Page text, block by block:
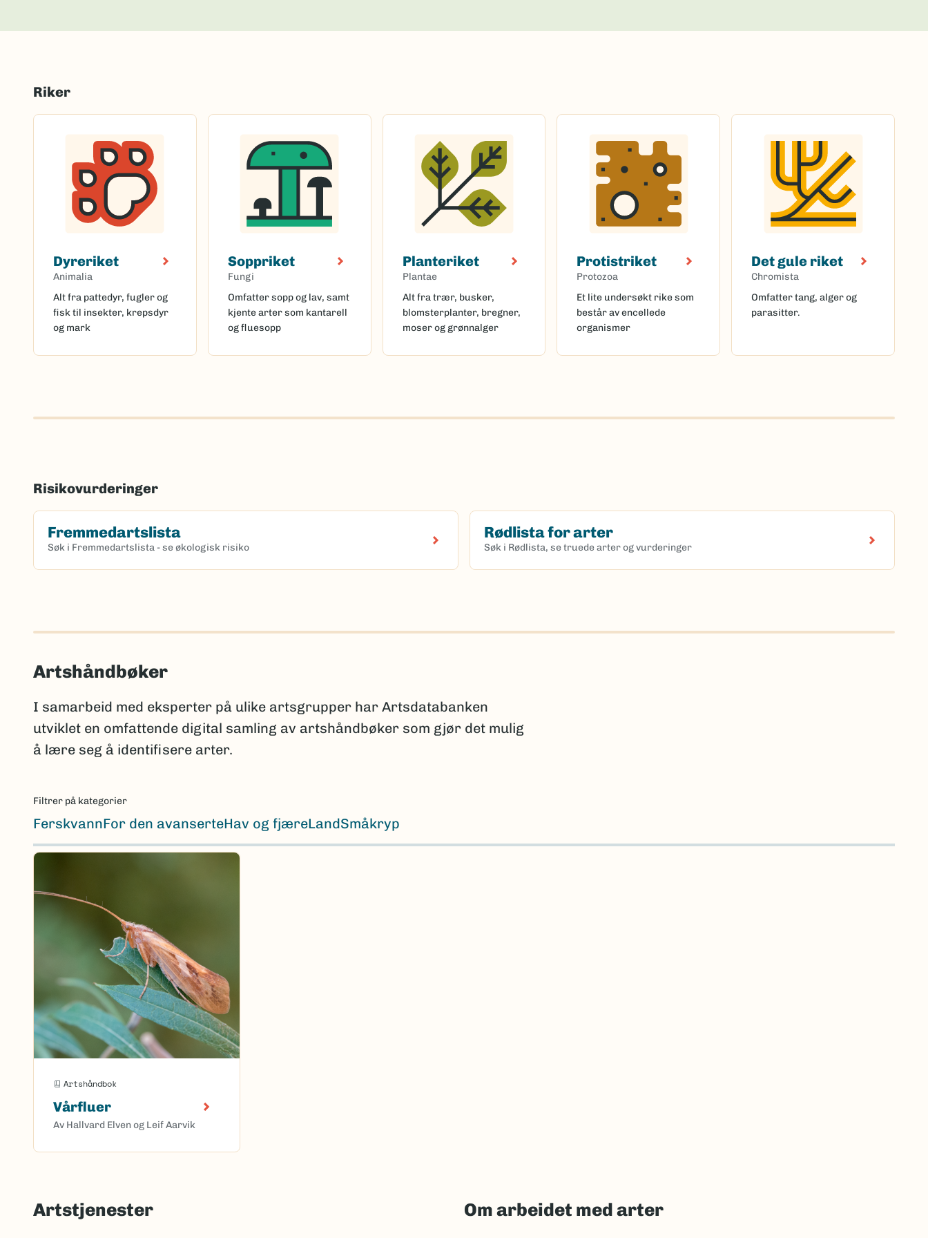
Riker
Dyreriket
Animalia
Alt fra pattedyr, fugler og
fisk til insekter, krepsdyr
og mark
Soppriket
Fungi
Omfatter sopp og lav, samt
kjente arter som kantarell
og fluesopp
Planteriket
Plantae
Alt fra trær, busker,
blomsterplanter, bregner,
moser og grønnalger
Protistriket
Protozoa
Et lite undersøkt rike som
består av encellede
organismer
Det gule riket
Chromista
Omfatter tang, alger og
parasitter.
Risikovurderinger
Fremmedartslista
Søk i Fremmedartslista - se økologisk risiko
Rødlista for arter
Søk i Rødlista, se truede arter og vurderinger
Artshåndbøker
I samarbeid med eksperter på ulike artsgrupper har Artsdatabanken
utviklet en omfattende digital samling av artshåndbøker som gjør det mulig
å lære seg å identifisere arter.
Filtrer på kategorier
FerskvannFor den avanserteHav og fjæreLandSmåkryp
Artshåndbok
Vårfluer
Av Hallvard Elven og Leif Aarvik
Artstjenester Om arbeidet med arter